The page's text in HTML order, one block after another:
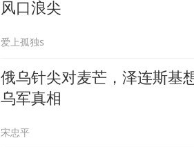
风口浪尖
爱上孤独s
俄乌针尖对麦芒，泽连斯基
乌军真相
宋忠平